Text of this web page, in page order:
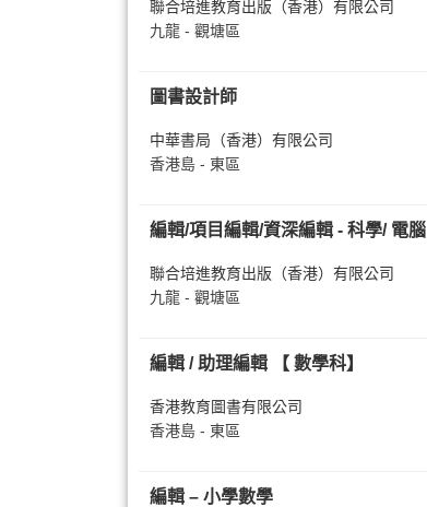
聯合培進教育出版（香港）有限公司
九龍 - 觀塘區
圖書設計師
中華書局（香港）有限公司
香港島 - 東區
編輯/項目編輯/資深編輯 - 科學/ 電腦
聯合培進教育出版（香港）有限公司
九龍 - 觀塘區
編輯 / 助理編輯 【 數學科】
香港教育圖書有限公司
香港島 - 東區
編輯 – 小學數學